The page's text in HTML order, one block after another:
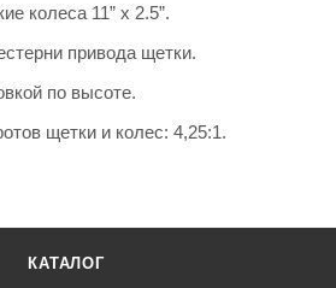
колеса 11” x 2.5”.
привода щетки.
по высоте.
щетки и колес: 4,25:1.
КАТАЛОГ